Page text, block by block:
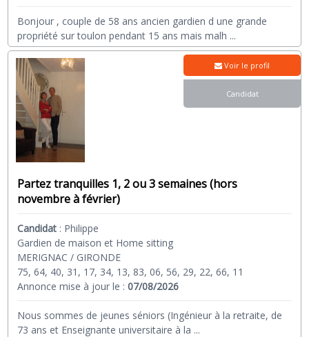
Bonjour , couple de 58 ans ancien gardien d une grande
propriété sur toulon pendant 15 ans mais malh ...
Partez tranquilles 1, 2 ou 3 semaines (hors
novembre à février)
Candidat : Philippe
Gardien de maison et Home sitting
MERIGNAC / GIRONDE
75, 64, 40, 31, 17, 34, 13, 83, 06, 56, 29, 22, 66, 11
Annonce mise à jour le :07/08/2026
Nous sommes de jeunes séniors (Ingénieur à la retraite, de
73 ans et Enseignante universitaire à la ...
Voir le profil
Candidat